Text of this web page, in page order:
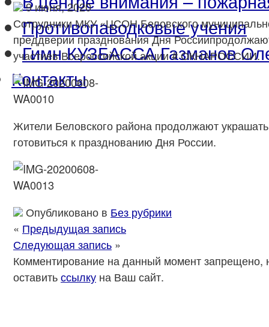
Противопаводковые учения
Гимн КУЗБАССА Газманов
Контакты
9 июня, 2020
Сотрудники МКУ «ЦСОН Беловского
преддверии празднования Дня
участиев Всероссийской акции # ОКНАРОССИИ.
Жители Беловского района продолжают
готовиться к празднованию Дня России.
Опубликовано в Без рубрики
« Предыдущая запись
Следующая запись »
Комментирование на данный момент запрещено,
оставитьссылку на Ваш сайт.